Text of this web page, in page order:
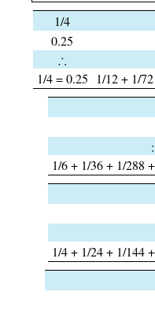
1/4
0.25
∴
1/4 = 0.25
1/12 + 1/
1/6 + 1/36 + 1/288
1/4 + 1/24 + 1/144